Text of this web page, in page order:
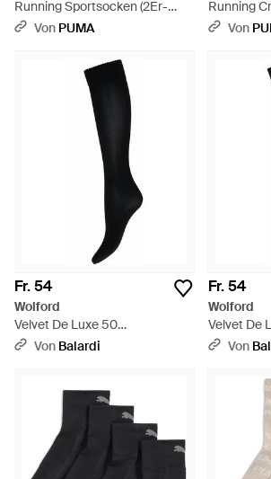
Running Sportsocken (2Er-
Pack) Accessoires - Weiß
Von PUMA
Running
Pack)Von
Fr. 54
Wolford
Velvet De Luxe 50
Kniestrümpfe - Schwarz
Von Balardi
Fr. 54
Wolford
Velvet De
Von